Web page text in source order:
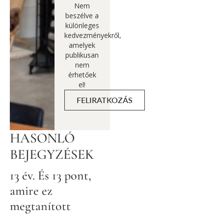
Nem
beszélve a
különleges
kedvezményekről,
amelyek
publikusan
nem
érhetőek
el!
FELIRATKOZÁS
HASONLÓ
BEJEGYZÉSEK
13 év. És 13 pont,
amire ez
megtanított